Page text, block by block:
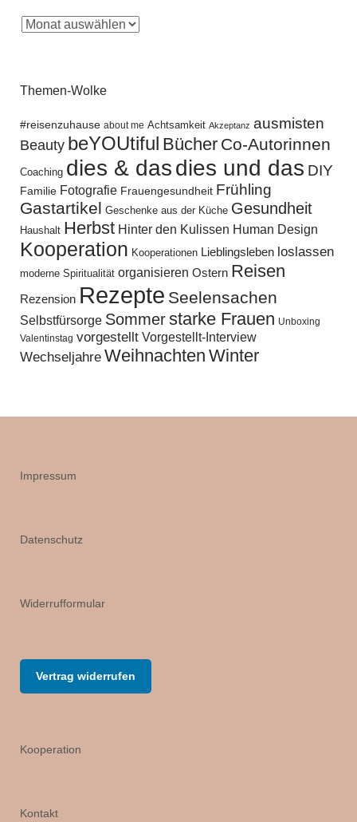
Themen-Wolke
#reisenzuhause about me Achtsamkeit Akzeptanz ausmisten
Beauty beYOUtiful Bücher Co-Autorinnen
Coaching dies & dasdies und das DIY
Familie Fotografie Frauengesundheit Frühling
Gastartikel Geschenke aus der Küche Gesundheit
Haushalt Herbst Hinter den Kulissen Human Design
Kooperation Kooperationen Lieblingsleben loslassen
moderne Spiritualität organisieren Ostern Reisen
Rezension Rezepte Seelensachen
Selbstfürsorge Sommerstarke Frauen Unboxing
Valentinstag vorgestellt Vorgestellt-Interview
Wechseljahre Weihnachten Winter
Impressum
Datenschutz
Widerrufformular
Vertrag widerrufen
Kooperation
Kontakt